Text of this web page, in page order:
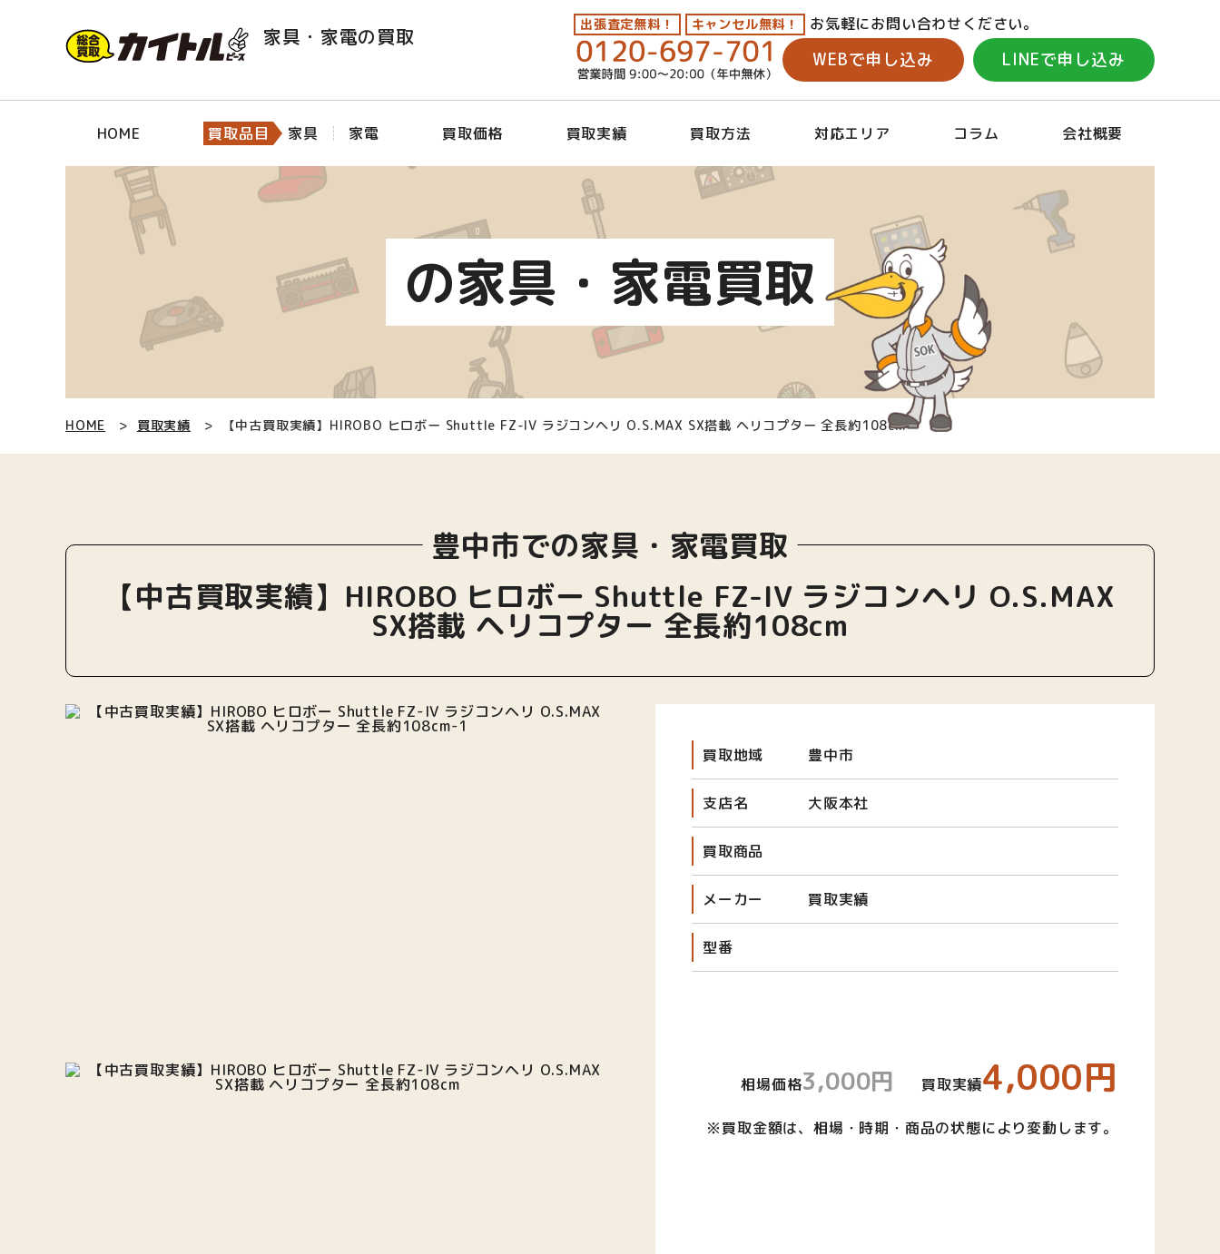
家具・家電の買取 出張査定無料！ キャンセル無料！ お気軽にお問い合わせください。
WEBで申し込み LINEで申し込み
HOME 買取品目 家具 家電 買取価格 買取実績 買取方法 対応エリア コラム 会社概要
の家具・家電買取
HOME 買取実績 【中古買取実績】HIROBO ヒロボー Shuttle FZ-IV ラジコンヘリ O.S.MAX SX搭載 ヘリコプター 全長約108cm
豊中市での家具・家電買取
【中古買取実績】HIROBO ヒロボー Shuttle FZ-IV ラジコンヘリ O.S.MAX
SX搭載 ヘリコプター 全長約108cm
買取地域 豊中市
支店名 大阪本社
買取商品
メーカー 買取実績
型番
相場価格3,000円 買取実績4,000円
※買取金額は、相場・時期・商品の状態により変動します。